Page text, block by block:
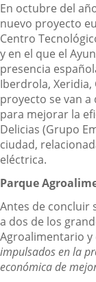
En octubre del
nuevo proyecto
Centro
y en el que el
presencia
Iberdrola, Xeridia,
proyecto se van
para mejorar la
Delicias (Grupo
ciudad,
eléctrica.
Parque
Antes de concluir
a dos de los
Agroalimentario
impulsadosen la
económica de